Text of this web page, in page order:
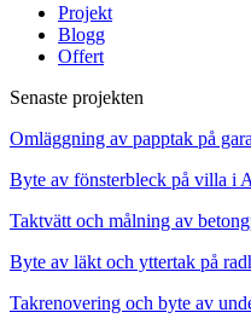
Projekt
Blogg
Offert
Senaste projekten
Omläggning av papptak på
Byte av fönsterbleck på villa i
Taktvätt och målning av
Byte av läkt och yttertak på
Takrenovering och byte av